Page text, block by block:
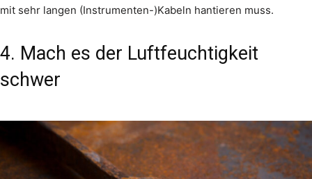
mit sehr langen (Instrumenten-)Kabeln hantieren muss.
4. Mach es der Luftfeuchtigkeit
schwer